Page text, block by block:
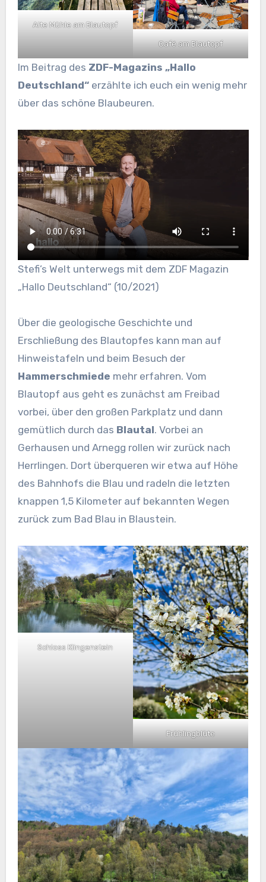
Alte Mühle am Blautopf
Café am Blautopf
Im Beitrag des ZDF-Magazins „Hallo
Deutschland“erzählte ich euch ein wenig mehr
über das schöne Blaubeuren.
Stefi’s Welt unterwegs mit dem ZDF Magazin
„Hallo Deutschland“ (10/2021)
Über die geologische Geschichte und
Erschließung des Blautopfes kann man auf
Hinweistafeln und beim Besuch der
Hammerschmiede mehr erfahren. Vom
Blautopf aus geht es zunächst am Freibad
vorbei, über den großen Parkplatz und dann
gemütlich durch das Blautal. Vorbei an
Gerhausen und Arnegg rollen wir zurück nach
Herrlingen. Dort überqueren wir etwa auf Höhe
des Bahnhofs die Blau und radeln die letzten
knappen 1,5 Kilometer auf bekannten Wegen
zurück zum Bad Blau in Blaustein.
Schloss Klingenstein
Frühlingblüte